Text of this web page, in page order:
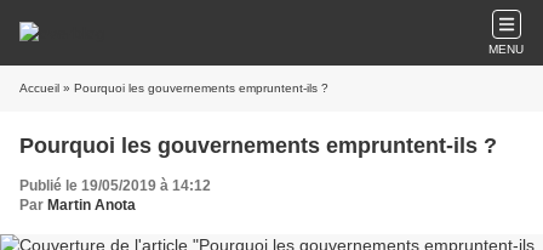
MENU
Accueil » Pourquoi les gouvernements empruntent-ils ?
Pourquoi les gouvernements empruntent-ils ?
Publié le 19/05/2019 à 14:12
Par Martin Anota